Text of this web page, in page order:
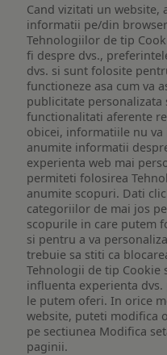
Cand vizitati un website,
informatii pe/din
Tehnologiilor de tip
fi despre dvs.,
dvs. si sunt folosite
functioneze asa cum va
publicitate personalizata
functionalitati aferente
obicei, informatiile nu
anumite informatii
experienta web mai
permiteti folosirea
anumite scopuri. Dati
categoriilor de mai jos
scopurile in care putem
si pentru a va
trebuie sa stiti ca
Tehnologii de tip Cookie
influenta experienta dvs.
le putem oferi. In orice
website, puteti modifica
pe sectiunea Modifica
paginii.